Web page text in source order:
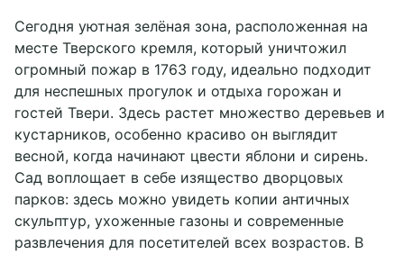
Сегодня уютная зелёная зона, расположенная на
месте Тверского кремля, который уничтожил
огромный пожар в 1763 году, идеально подходит
для неспешных прогулок и отдыха горожан и
гостей Твери. Здесь растет множество деревьев и
кустарников, особенно красиво он выглядит
весной, когда начинают цвести яблони и сирень.
Сад воплощает в себе изящество дворцовых
парков: здесь можно увидеть копии античных
скульптур, ухоженные газоны и современные
развлечения для посетителей всех возрастов. В